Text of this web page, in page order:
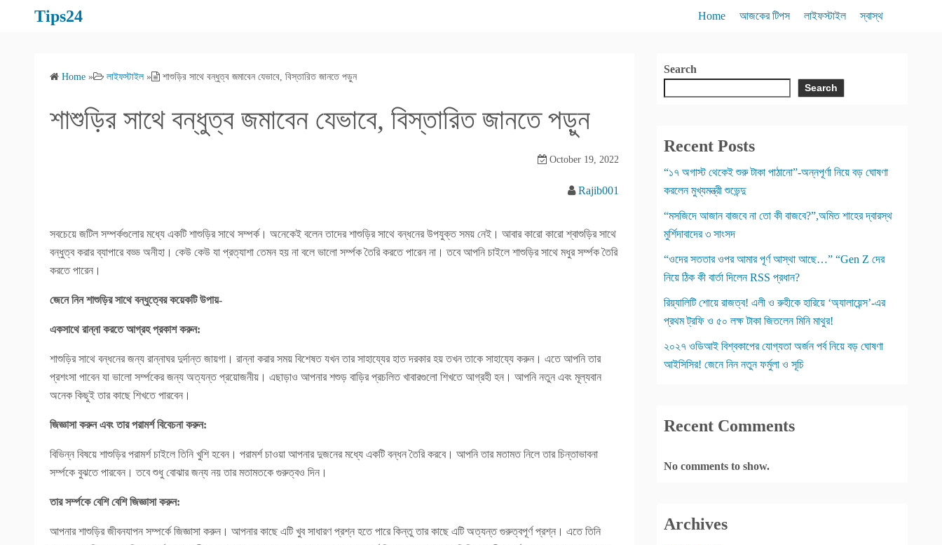
Tips24 Home আজকের টিপস লাইফস্টাইল স্বাস্থ
Home » লাইফস্টাইল » শাশুড়ির সাথে বন্ধুত্ব জমাবেন যেভাবে, বিস্তারিত জানতে পড়ুন
শাশুড়ির সাথে বন্ধুত্ব জমাবেন যেভাবে, বিস্তারিত জানতে পড়ুন
October 19, 2022
Rajib001
সবচেয়ে জটিল সম্পর্কগুলোর মধ্যে একটি শাশুড়ির সাথে সম্পর্ক। অনেকেই বলেন তাদের শাশুড়ির সাথে বন্ধনের উপযুক্ত সময় নেই। আবার কারো কারো শ্বাশুড়ির সাথে
বন্ধুত্ব করার ব্যাপারে বড্ড অনীহা। কেউ কেউ যা প্রত্যাশা তেমন হয় না বলে ভালো সর্ম্পক তৈরি করতে পারেন না। তবে আপনি চাইলে শাশুড়ির সাথে মধুর সর্ম্পক তৈরি
করতে পারেন।
জেনে নিন শাশুড়ির সাথে বন্ধুত্বের কয়েকটি উপায়-
একসাথে রান্না করতে আগ্রহ প্রকাশ করুন:
শাশুড়ির সাথে বন্ধনের জন্য রান্নাঘর দুর্দান্ত জায়গা। রান্না করার সময় বিশেষত যখন তার সাহায্যের হাত দরকার হয় তখন তাকে সাহায্যে করুন। এতে আপনি তার
প্রশংসা পাবেন যা ভালো সর্ম্পকের জন্য অত্যন্ত প্রয়োজনীয়। এছাড়াও আপনার শশুড় বাড়ির প্রচলিত খাবারগুলো শিখতে আগ্রহী হন। আপনি নতুন এবং মূল্যবান
অনেক কিছুই তার কাছে শিখতে পারবেন।
জিজ্ঞাসা করুন এবং তার পরামর্শ বিবেচনা করুন:
বিভিন্ন বিষয়ে শাশুড়ির পরামর্শ চাইলে তিনি খুশি হবেন। পরামর্শ চাওয়া আপনার দুজনের মধ্যে একটি বন্ধন তৈরি করবে। আপনি তার মতামত নিলে তার চিন্তাভাবনা
সর্ম্পকে বুঝতে পারবেন। তবে শুধু বোঝার জন্য নয় তার মতামতকে গুরুত্বও দিন।
তার সর্ম্পকে বেশি বেশি জিজ্ঞাসা করুন:
আপনার শাশুড়ির জীবনযাপন সম্পর্কে জিজ্ঞাসা করুন। আপনার কাছে এটি খুব সাধারণ প্রশ্ন হতে পারে কিন্তু তার কাছে এটি অত্যন্ত গুরুত্বপূর্ণ প্রশ্ন। এতে তিনি
Search
Search
Recent Posts
“১৭ অগাস্ট থেকেই শুরু টাকা পাঠানো”-অন্নপূর্ণা নিয়ে বড় ঘোষণা
করলেন মুখ্যমন্ত্রী শুভেন্দু
“মসজিদে আজান বাজবে না তো কী বাজবে?”,অমিত শাহের দ্বারস্থ
মুর্শিদাবাদের ৩ সাংসদ
“ওদের সততার ওপর আমার পূর্ণ আস্থা আছে…” “Gen Z দের
নিয়ে ঠিক কী বার্তা দিলেন RSS প্রধান?
রিয়্যালিটি শোয়ে রাজত্ব! এলী ও রুহীকে হারিয়ে ‘অ্যালায়েন্স’-এর
প্রথম ট্রফি ও ৫০ লক্ষ টাকা জিতলেন মিনি মাথুর!
২০২৭ ওডিআই বিশ্বকাপের যোগ্যতা অর্জন পর্ব নিয়ে বড় ঘোষণা
আইসিসির! জেনে নিন নতুন ফর্মুলা ও সূচি
Recent Comments
No comments to show.
Archives